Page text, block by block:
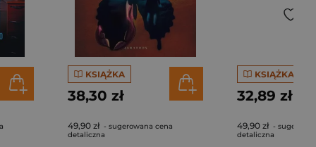
KSIĄŻKA
38,30 zł
49,90 zł - sugerowana cena
detaliczna
KSIĄŻKA
32,89 zł
49,90 zł -
detaliczna